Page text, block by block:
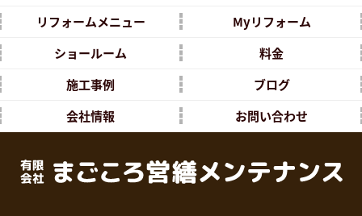
リフォームメニュー
Myリフォーム
ショールーム
料金
施工事例
ブログ
会社情報
お問い合わせ